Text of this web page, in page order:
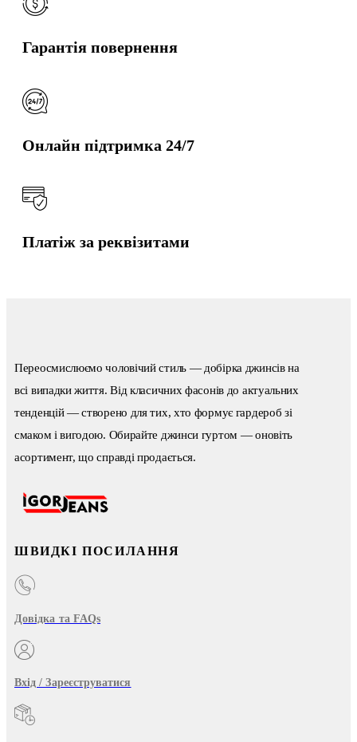
Гарантія повернення
Онлайн підтримка 24/7
Платіж за реквізитами
Переосмислюємо чоловічий стиль — добірка джинсів на
всі випадки життя. Від класичних фасонів до актуальних
тенденцій — створено для тих, хто формує гардероб зі
смаком і вигодою. Обирайте джинси гуртом — оновіть
асортимент, що справді продається.
ШВИДКІ ПОСИЛАННЯ
Довідка та FAQs
Вхід / Зареєструватися